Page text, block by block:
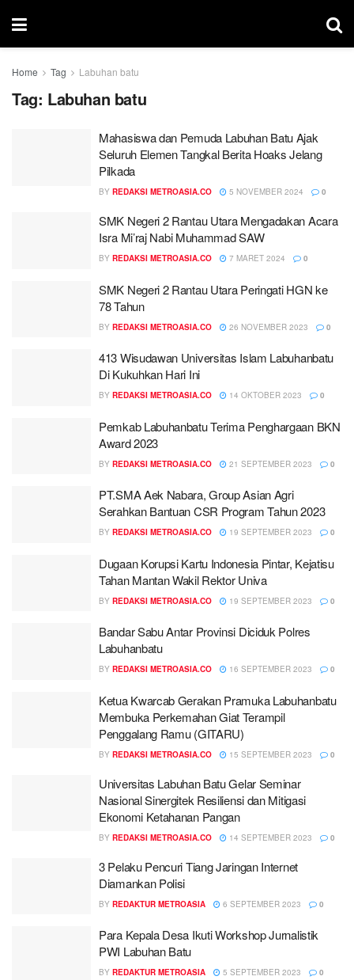
Home Tag Labuhan batu
Tag: Labuhan batu
Mahasiswa dan Pemuda Labuhan Batu Ajak
Seluruh Elemen Tangkal Berita Hoaks Jelang
Pilkada
BY REDAKSI METROASIA.CO 5 NOVEMBER 2024 0
SMK Negeri 2 Rantau Utara Mengadakan Acara
Isra Mi’raj Nabi Muhammad SAW
BY REDAKSI METROASIA.CO 7 MARET 2024 0
SMK Negeri 2 Rantau Utara Peringati HGN ke
78 Tahun
BY REDAKSI METROASIA.CO 26 NOVEMBER 2023 0
413 Wisudawan Universitas Islam Labuhanbatu
Di Kukuhkan Hari Ini
BY REDAKSI METROASIA.CO 14 OKTOBER 2023 0
Pemkab Labuhanbatu Terima Penghargaan BKN
Award 2023
BY REDAKSI METROASIA.CO 21 SEPTEMBER 2023 0
PT.SMA Aek Nabara, Group Asian Agri
Serahkan Bantuan CSR Program Tahun 2023
BY REDAKSI METROASIA.CO 19 SEPTEMBER 2023 0
Dugaan Korupsi Kartu Indonesia Pintar, Kejatisu
Tahan Mantan Wakil Rektor Univa
BY REDAKSI METROASIA.CO 19 SEPTEMBER 2023 0
Bandar Sabu Antar Provinsi Diciduk Polres
Labuhanbatu
BY REDAKSI METROASIA.CO 16 SEPTEMBER 2023 0
Ketua Kwarcab Gerakan Pramuka Labuhanbatu
Membuka Perkemahan Giat Terampil
Penggalang Ramu (GITARU)
BY REDAKSI METROASIA.CO 15 SEPTEMBER 2023 0
Universitas Labuhan Batu Gelar Seminar
Nasional Sinergitek Resiliensi dan Mitigasi
Ekonomi Ketahanan Pangan
BY REDAKSI METROASIA.CO 14 SEPTEMBER 2023 0
3 Pelaku Pencuri Tiang Jaringan Internet
Diamankan Polisi
BY REDAKTUR METROASIA 6 SEPTEMBER 2023 0
Para Kepala Desa Ikuti Workshop Jurnalistik
PWI Labuhan Batu
BY REDAKTUR METROASIA 5 SEPTEMBER 2023 0